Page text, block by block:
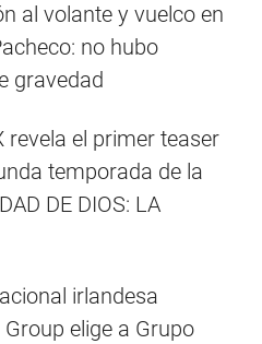
al volante y vuelco en
no hubo
gravedad
revela el primer teaser
temporada de la
DE DIOS: LA
irlandesa
elige a Grupo